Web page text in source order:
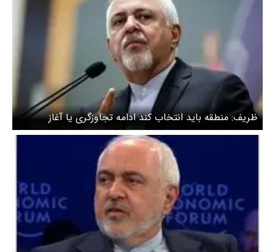
ظریف: منطقه باید انتخاب کند ادامه تجاوزگری یا آغاز
همکاری واقعی